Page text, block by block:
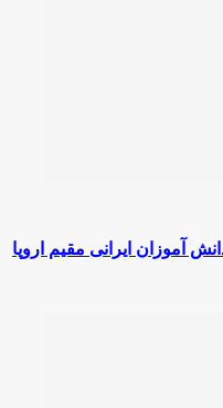
آموزان ایرانی مقیم اروپا